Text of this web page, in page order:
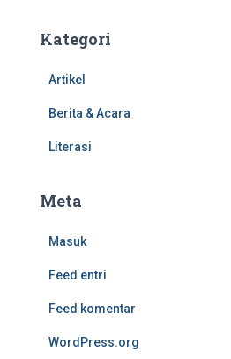
Kategori
Artikel
Berita & Acara
Literasi
Meta
Masuk
Feed entri
Feed komentar
WordPress.org